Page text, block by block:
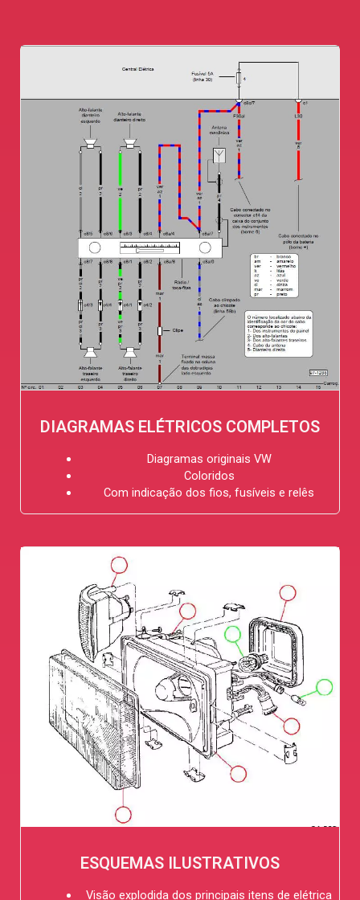
DIAGRAMAS ELÉTRICOS COMPLETOS
Diagramas originais VW
Coloridos
Com indicação dos fios, fusíveis e relês
ESQUEMAS ILUSTRATIVOS
Visão explodida dos principais itens de elétrica